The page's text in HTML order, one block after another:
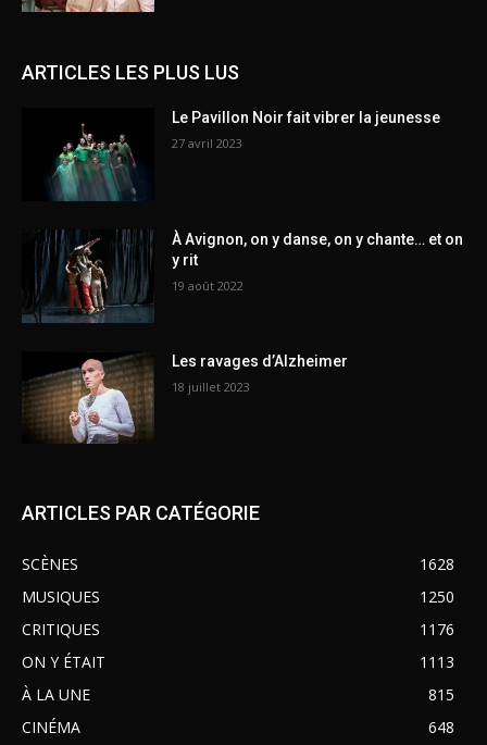
ARTICLES LES PLUS LUS
Le Pavillon Noir fait vibrer la jeunesse
27 avril 2023
À Avignon, on y danse, on y chante… et on
y rit
19 août 2022
Les ravages d’Alzheimer
18 juillet 2023
ARTICLES PAR CATÉGORIE
SCÈNES
1628
MUSIQUES
1250
CRITIQUES
1176
ON Y ÉTAIT
1113
À LA UNE
815
CINÉMA
648